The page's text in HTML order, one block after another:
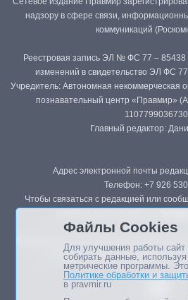
надзору в сфере связи,
коммуникаций
Реестровая запись ЭЛ № ФС 77 – 85438
изменений в свидетельство ЭЛ ФС
Учредитель: Автономная некоммерческая
познавательный центр «Правмир»
Главный редактор:
Адрес электронной почты
Телефон: +7 926
Чтобы связаться с редакцией или
Републикация материалов сайта в
возможна только с письменного
Файлы Cookies
Для улучшения работы
собирать данные,
метрические программы.
Политике обработки и
в pravmir.ru